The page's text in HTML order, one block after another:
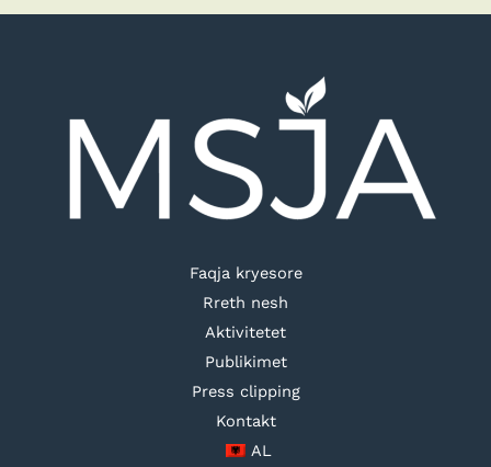
Faqja kryesore
Rreth nesh
Aktivitetet
Publikimet
Press clipping
Kontakt
AL